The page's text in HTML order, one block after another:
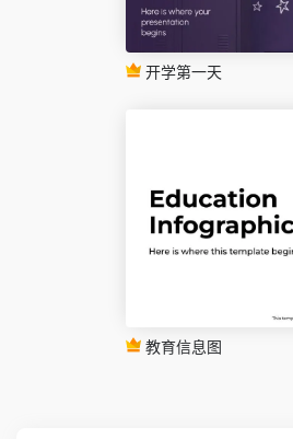
开学第一天
教育信息图